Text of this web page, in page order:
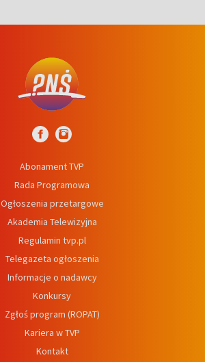
Abonament TVP
Rada Programowa
Ogłoszenia przetargowe
Akademia Telewizyjna
Regulamin tvp.pl
Telegazeta ogłoszenia
Informacje o nadawcy
Konkursy
Zgłoś program (ROPAT)
Kariera w TVP
Kontakt